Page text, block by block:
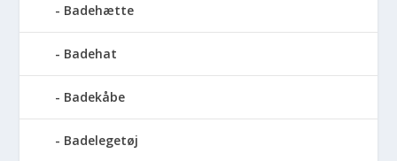
Badehætte
Badehat
Badekåbe
Badelegetøj